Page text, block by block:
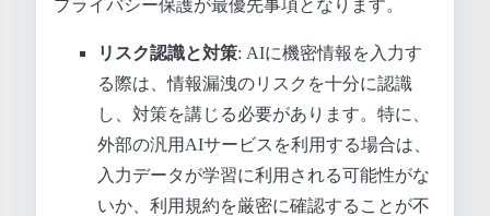
プライバシー保護が最優先事項となります。
リスク認識と対策: AIに機密情報を入力す
る際は、情報漏洩のリスクを十分に認識
し、対策を講じる必要があります。特に、
外部の汎用AIサービスを利用する場合は、
入力データが学習に利用される可能性がな
いか、利用規約を厳密に確認することが不